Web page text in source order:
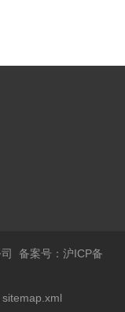
司备案号：沪ICP备
sitemap.xml